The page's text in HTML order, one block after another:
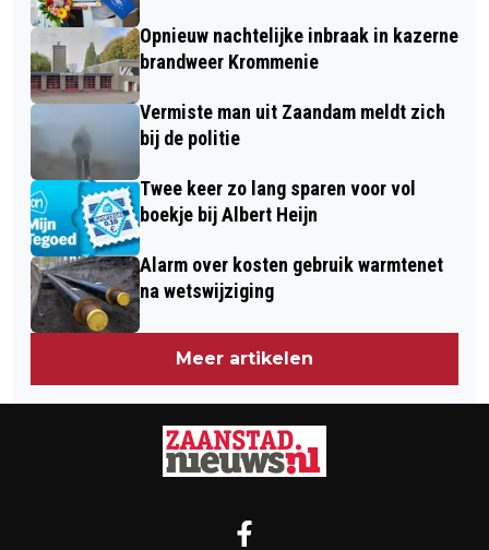
Opnieuw nachtelijke inbraak in kazerne
brandweer Krommenie
Vermiste man uit Zaandam meldt zich
bij de politie
Twee keer zo lang sparen voor vol
boekje bij Albert Heijn
Alarm over kosten gebruik warmtenet
na wetswijziging
Meer artikelen